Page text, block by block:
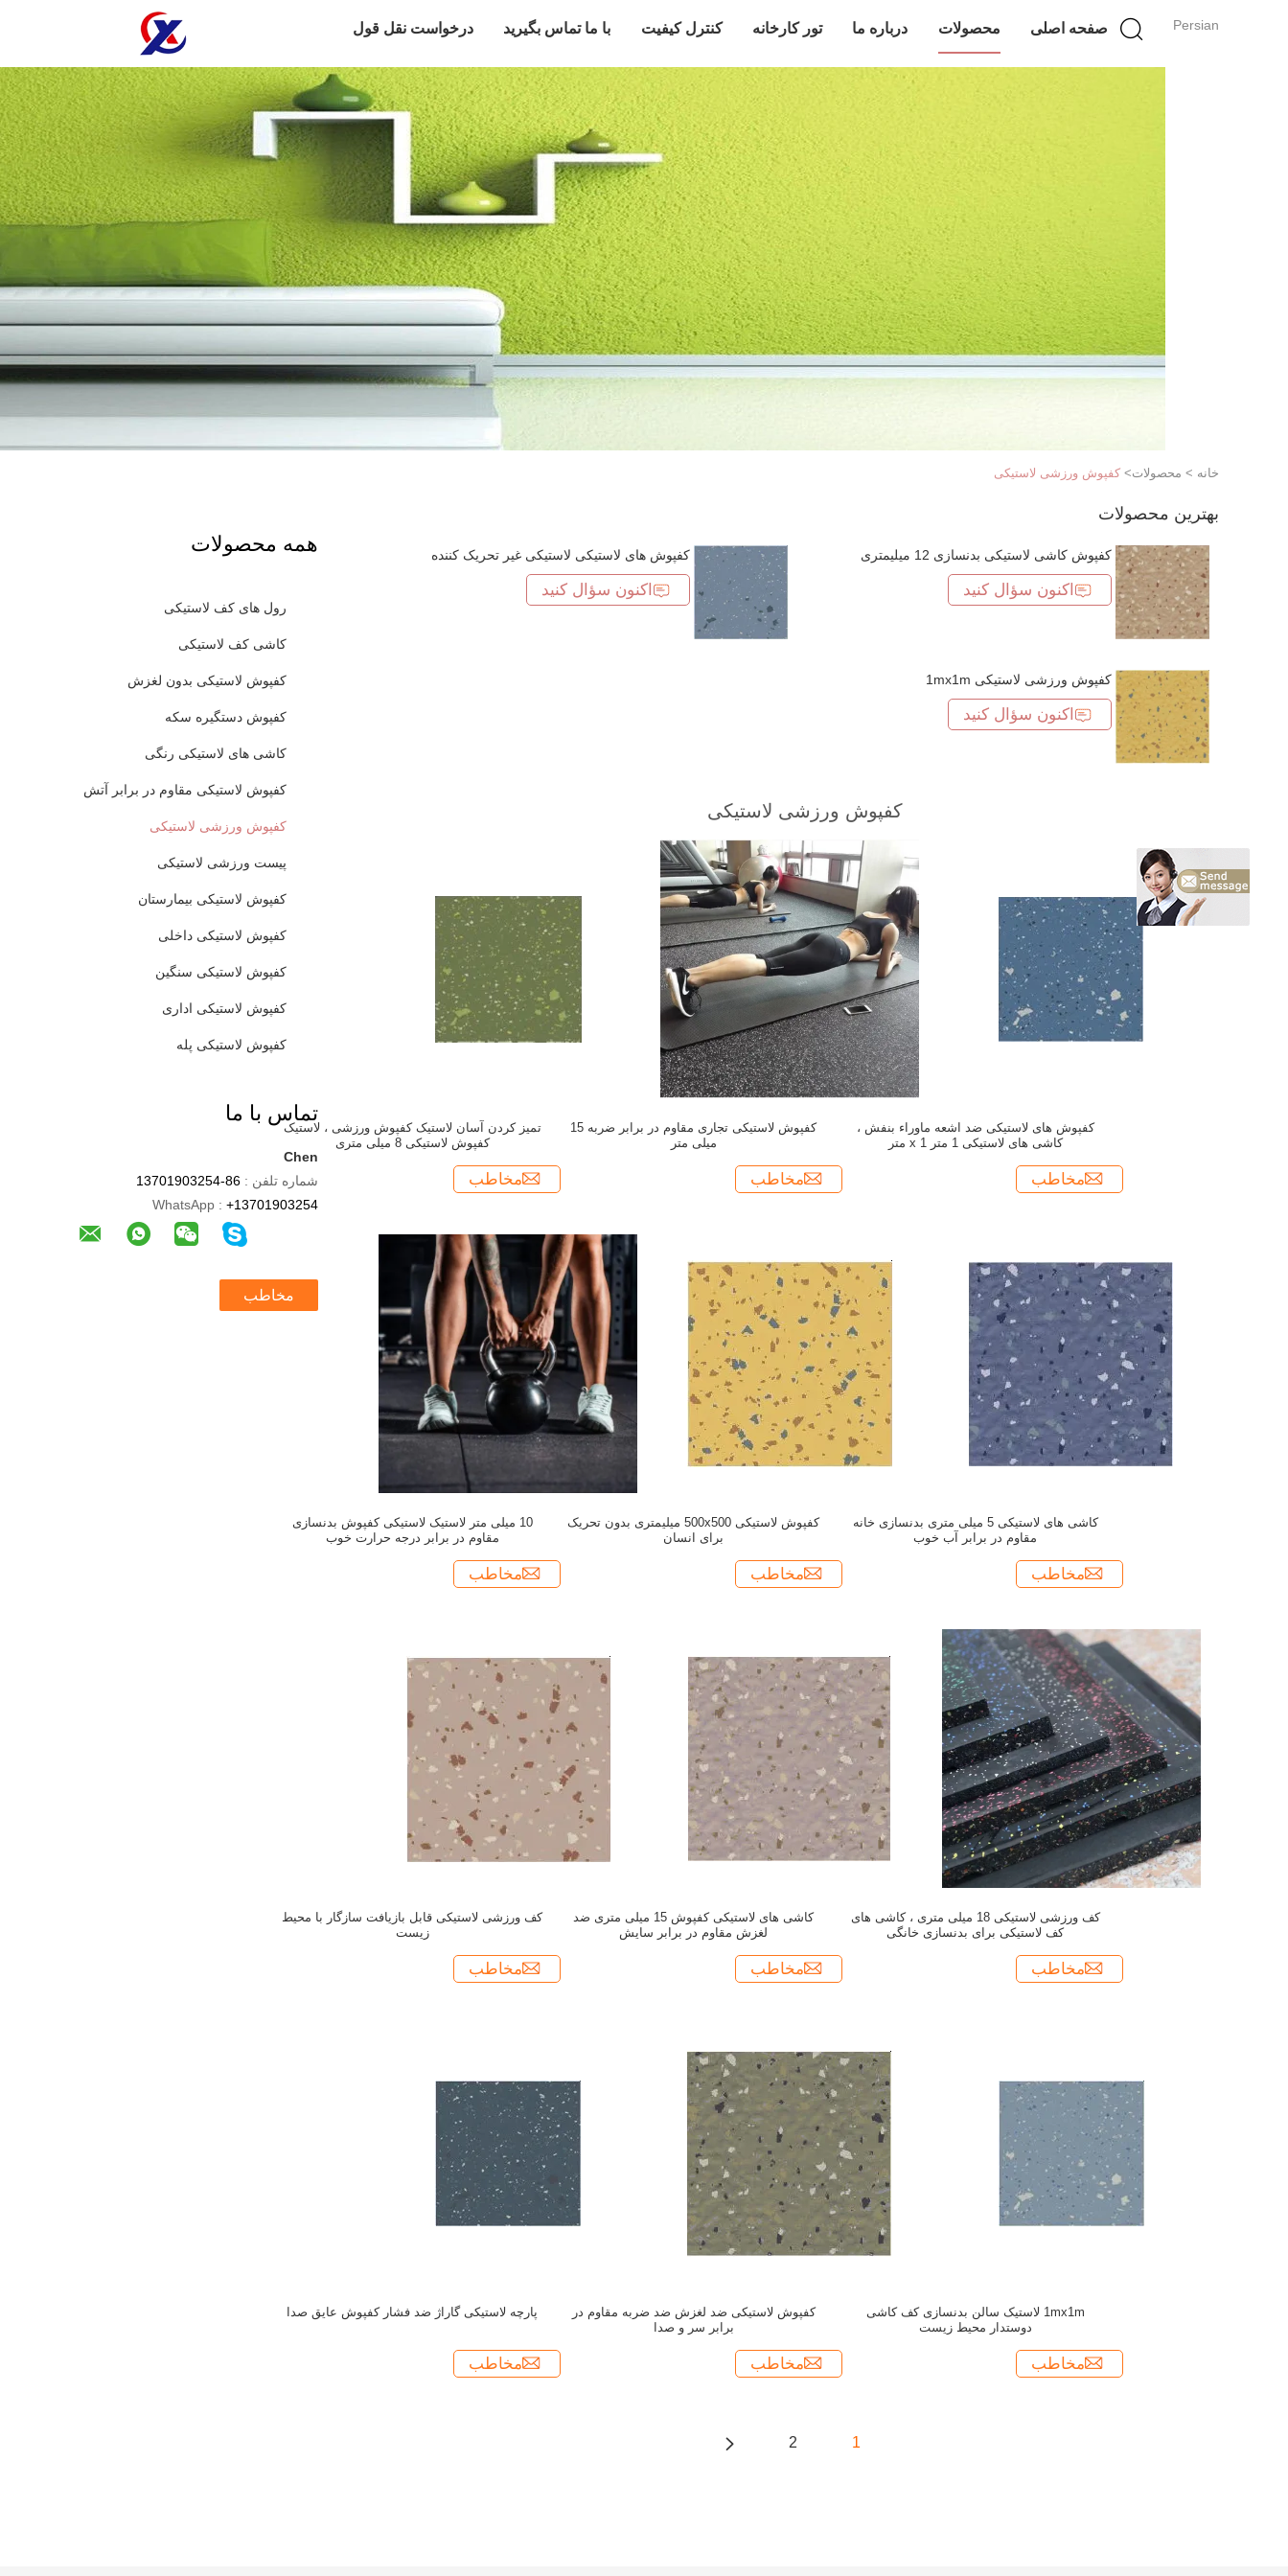
Persian صفحه اصلی محصولات درباره ما تور کارخانه کنترل کیفیت با ما تماس بگیرید درخواست نقل قول
خانه > محصولات> کفپوش ورزشی لاستیکی
همه محصولات
رول های کف لاستیکی
کاشی کف لاستیکی
کفپوش لاستیکی بدون لغزش
کفپوش دستگیره سکه
کاشی های لاستیکی رنگی
کفپوش لاستیکی مقاوم در برابر آتش
کفپوش ورزشی لاستیکی
پیست ورزشی لاستیکی
کفپوش لاستیکی بیمارستان
کفپوش لاستیکی داخلی
کفپوش لاستیکی سنگین
کفپوش لاستیکی اداری
کفپوش لاستیکی پله
تماس با ما
Chen
شماره تلفن :
WhatsApp : +13701903254
مخاطب
بهترین محصولات
کفپوش کاشی لاستیکی بدنسازی 12 میلیمتری
اکنون سؤال کنید
کفپوش های لاستیکی لاستیکی غیر تحریک کننده
اکنون سؤال کنید
کفپوش ورزشی لاستیکی 1mx1m
اکنون سؤال کنید
کفپوش ورزشی لاستیکی
تمیز کردن آسان لاستیک کفپوش ورزشی ، لاستیک
کفپوش لاستیکی 8 میلی متری
مخاطب
کفپوش لاستیکی تجاری مقاوم در برابر ضربه 15
میلی متر
مخاطب
کفپوش های لاستیکی ضد اشعه ماوراء بنفش ،
کاشی های لاستیکی 1 متر x 1 متر
مخاطب
10 میلی متر لاستیک لاستیکی کفپوش بدنسازی
مقاوم در برابر درجه حرارت خوب
مخاطب
کفپوش لاستیکی 500x500 میلیمتری بدون تحریک
برای انسان
مخاطب
کاشی های لاستیکی 5 میلی متری بدنسازی خانه
مقاوم در برابر آب خوب
مخاطب
کف ورزشی لاستیکی قابل بازیافت سازگار با محیط
زیست
مخاطب
کاشی های لاستیکی کفپوش 15 میلی متری ضد
لغزش مقاوم در برابر سایش
مخاطب
کف ورزشی لاستیکی 18 میلی متری ، کاشی های
کف لاستیکی برای بدنسازی خانگی
مخاطب
پارچه لاستیکی گاراژ ضد فشار کفپوش عایق صدا
مخاطب
کفپوش لاستیکی ضد لغزش ضد ضربه مقاوم در
برابر سر و صدا
مخاطب
1mx1m لاستیک سالن بدنسازی کف کاشی
دوستدار محیط زیست
مخاطب
1
2